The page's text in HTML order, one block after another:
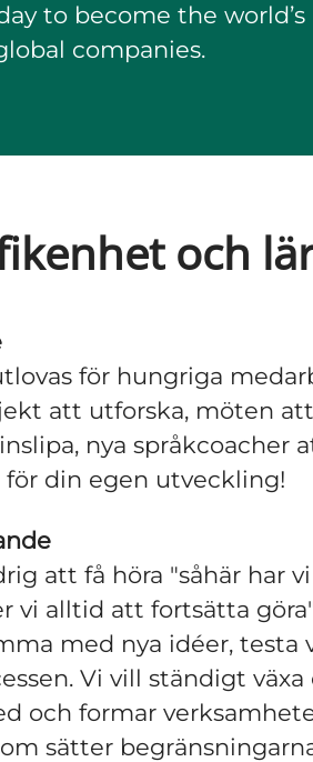
to become the
companies.
och
för hungriga
att utforska, möten
nya språkcoacher
för din egen utveckling!
att få höra "såhär har
vi alltid att fortsätta
med nya idéer, testa
Vi vill ständigt
och formar
sätter